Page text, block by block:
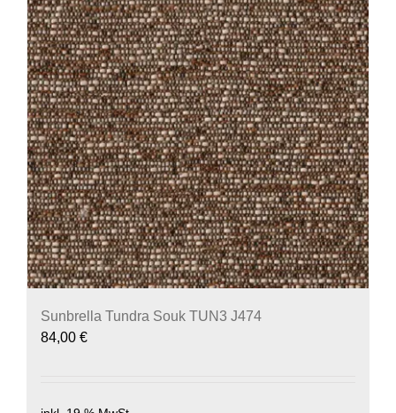
Sunbrella Tundra Souk TUN3 J474
84,00 €